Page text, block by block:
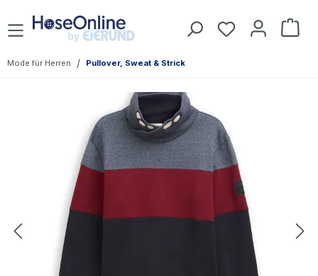
Zum Hauptinhalt springen Du hast 0
Mode für Herren / Pullover, Sweat & Strick
Bildergalerie überspringen